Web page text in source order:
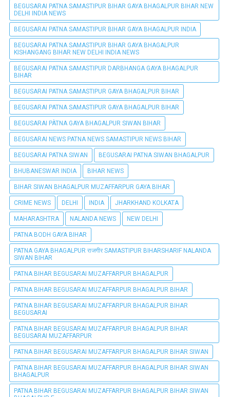
BEGUSARAI PATNA SAMASTIPUR BIHAR GAYA BHAGALPUR BIHAR NEW
DELHI INDIA NEWS
BEGUSARAI PATNA SAMASTIPUR BIHAR GAYA BHAGALPUR INDIA
BEGUSARAI PATNA SAMASTIPUR BIHAR GAYA BHAGALPUR
KISHANGANG BIHAR NEW DELHI INDIA NEWS
BEGUSARAI PATNA SAMASTIPUR DARBHANGA GAYA BHAGALPUR
BIHAR
BEGUSARAI PATNA SAMASTIPUR GAYA BHAGALPUR BIHAR
BEGUSARAI PATNA SAMASTIPUR GAYA BHAGALPUR BIHAR
BEGUSARAI PÀTNA GAYA BHAGALPUR SIWAN BIHAR
BEGUSARAI NEWS PATNA NEWS SAMASTIPUR NEWS BIHAR
BEGUSARAI PATNA SIWAN BEGUSARAI PATNA SIWAN BHAGALPUR
BHUBANESWAR INDIA BIHAR NEWS
BIHAR SIWAN BHAGALPUR MUZAFFARPUR GAYA BIHAR
CRIME NEWS DELHI INDIA JHARKHAND KOLKATA
MAHARASHTRA NALANDA NEWS NEW DELHI
PATNA BODH GAYA BIHAR
PATNA GAYA BHAGALPUR राजगीर SAMASTIPUR BIHARSHARIF NALANDA
SIWAN BIHAR
PATNA BIHAR BEGUSARAI MUZAFFARPUR BHAGALPUR
PATNA BIHAR BEGUSARAI MUZAFFARPUR BHAGALPUR BIHAR
PATNA BIHAR BEGUSARAI MUZAFFARPUR BHAGALPUR BIHAR
BEGUSARAI
PATNA BIHAR BEGUSARAI MUZAFFARPUR BHAGALPUR BIHAR
BEGUSARAI MUZAFFARPUR
PATNA BIHAR BEGUSARAI MUZAFFARPUR BHAGALPUR BIHAR SIWAN
PATNA BIHAR BEGUSARAI MUZAFFARPUR BHAGALPUR BIHAR SIWAN
BHAGALPUR
PATNA BIHAR BEGUSARAI MUZAFFARPUR BHAGALPUR BIHAR SIWAN